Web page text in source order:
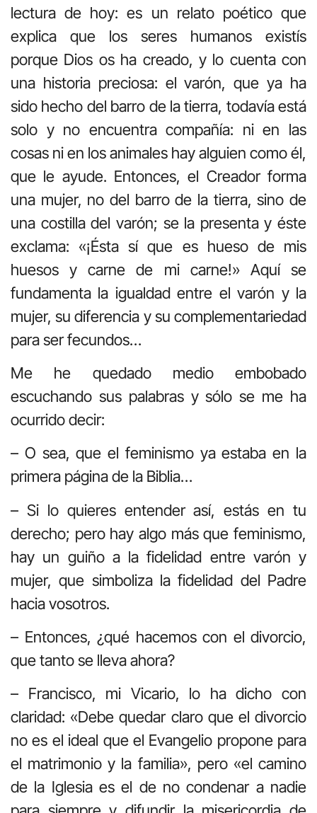
lectura de hoy: es un relato poético que
explica que los seres humanos existís
porque Dios os ha creado, y lo cuenta con
una historia preciosa: el varón, que ya ha
sido hecho del barro de la tierra, todavía está
solo y no encuentra compañía: ni en las
cosas ni en los animales hay alguien como él,
que le ayude. Entonces, el Creador forma
una mujer, no del barro de la tierra, sino de
una costilla del varón; se la presenta y éste
exclama: «¡Ésta sí que es hueso de mis
huesos y carne de mi carne!» Aquí se
fundamenta la igualdad entre el varón y la
mujer, su diferencia y su complementariedad
para ser fecundos…
Me he quedado medio embobado
escuchando sus palabras y sólo se me ha
ocurrido decir:
– O sea, que el feminismo ya estaba en la
primera página de la Biblia…
– Si lo quieres entender así, estás en tu
derecho; pero hay algo más que feminismo,
hay un guiño a la fidelidad entre varón y
mujer, que simboliza la fidelidad del Padre
hacia vosotros.
– Entonces, ¿qué hacemos con el divorcio,
que tanto se lleva ahora?
– Francisco, mi Vicario, lo ha dicho con
claridad: «Debe quedar claro que el divorcio
no es el ideal que el Evangelio propone para
el matrimonio y la familia», pero «el camino
de la Iglesia es el de no condenar a nadie